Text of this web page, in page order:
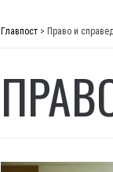
Главпост > Право и